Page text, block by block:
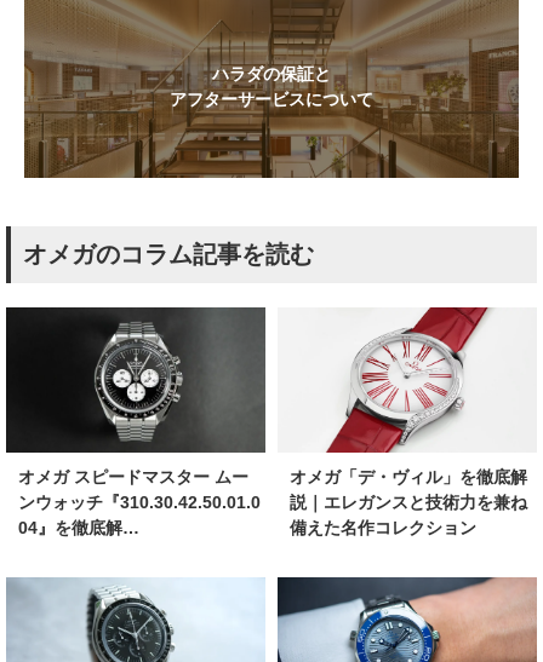
ハラダの保証と
アフターサービスについて
オメガのコラム記事を読む
オメガ スピードマスター ムー
ンウォッチ『310.30.42.50.01.0
04』を徹底解…
オメガ「デ・ヴィル」を徹底解
説｜エレガンスと技術力を兼ね
備えた名作コレクション